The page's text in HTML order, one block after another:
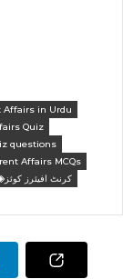
Affairs in Urdu
Quiz
questions
Affairs MCQs
کرنٹ افیئرز کوئز